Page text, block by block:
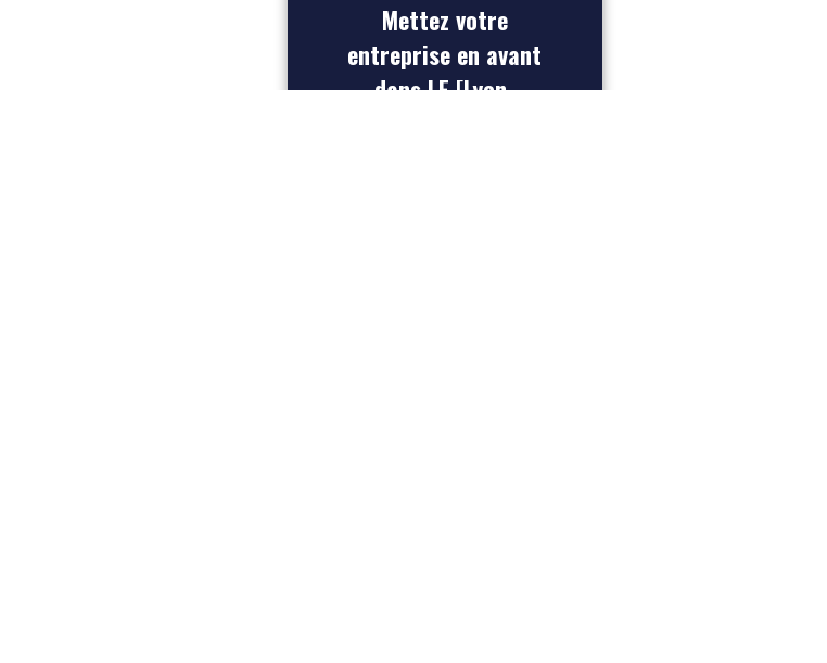
Mettez votre
entreprise en avant
dans LE [Lyon-